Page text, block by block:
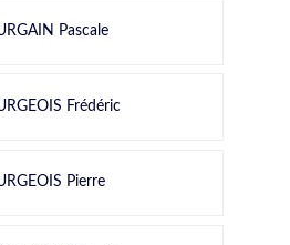
Pascale
Frédéric
Pierre